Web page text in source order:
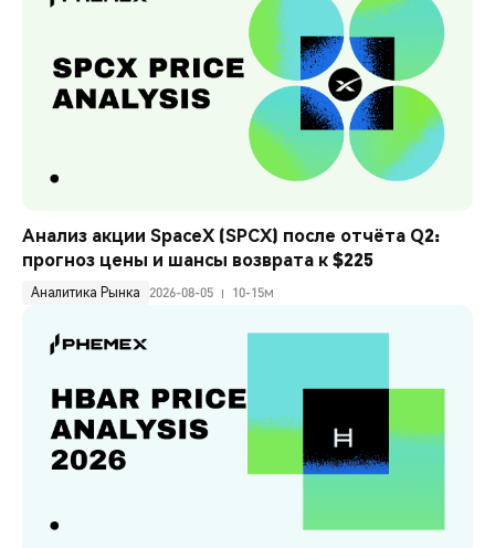
Анализ акции SpaceX (SPCX) после отчёта Q2:
прогноз цены и шансы возврата к $225
Аналитика Рынка 2026-08-05 10-15м